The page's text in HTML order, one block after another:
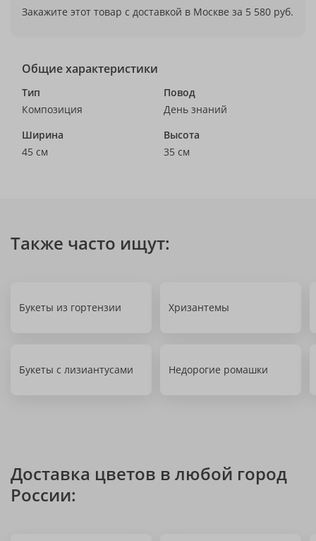
Закажите этот товар с доставкой в Москве за 5 580 руб.
Общие характеристики
Тип
Композиция
Повод
День знаний
Ширина
45 см
Высота
35 см
Также часто ищут:
Букеты из гортензии Хризантемы
Букеты с лизиантусами Недорогие ромашки
Доставка цветов в любой город
России: